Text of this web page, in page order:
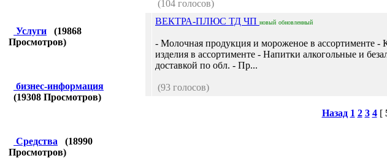
Услуги (19868
Просмотров)
бизнес-информация
(19308 Просмотров)
Средства (18990
Просмотров)
(104 голосов)
ВЕКТРА-ПЛЮС ТД ЧП новый обновленный
- Молочная продукция и мороженое в ассортименте -
изделия в ассортименте - Напитки алкогольные и
доставкой по обл. - Пр...
(93 голосов)
Назад 1 2 3 4[